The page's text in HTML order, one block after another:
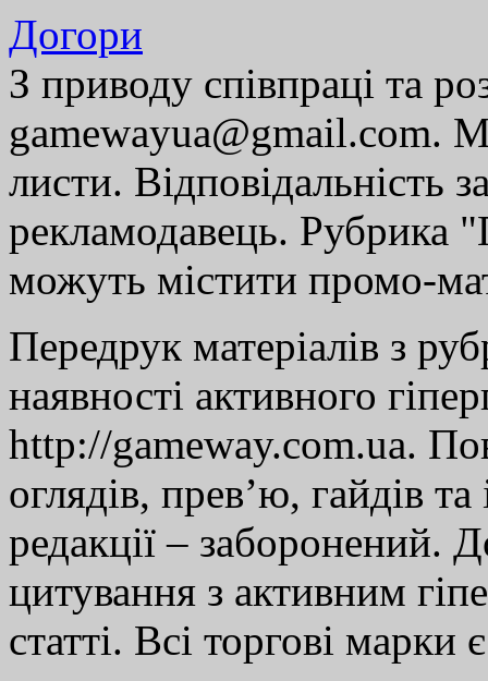
Догори
З приводу співпраці та
gamewayua@gmail.com.
листи. Відповідальність
рекламодавець. Рубрика
можуть містити промо-
Передрук матеріалів з
наявності активного
http://gameway.com.ua.
оглядів, прев’ю, гайдів
редакції – заборонений.
цитування з активним
статті. Всі торгові марки